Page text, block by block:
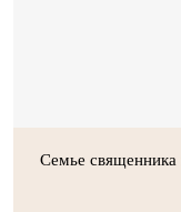
Семье